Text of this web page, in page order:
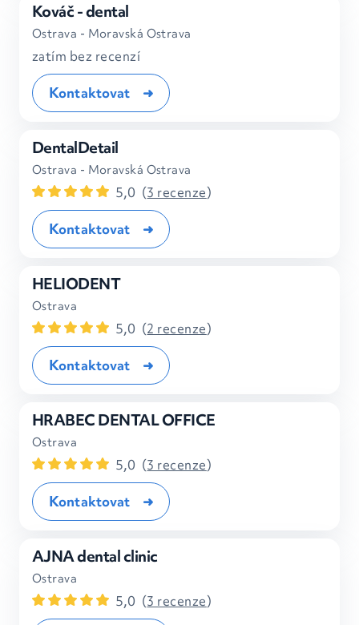
Kováč - dental
Ostrava - Moravská Ostrava
zatím bez recenzí
Kontaktovat
DentalDetail
Ostrava - Moravská Ostrava
5,0 (3 recenze)
Kontaktovat
HELIODENT
Ostrava
5,0 (2 recenze)
Kontaktovat
HRABEC DENTAL OFFICE
Ostrava
5,0 (3 recenze)
Kontaktovat
AJNA dental clinic
Ostrava
5,0 (3 recenze)